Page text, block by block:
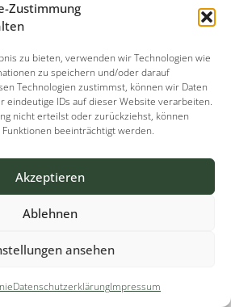
Zustimmung
zu bieten, verwenden wir Technologien wie
zu speichern und/oder darauf
Technologien zustimmst, können wir Daten
eindeutige IDs auf dieser Website verarbeiten.
nicht erteilst oder zurückziehst, können
beeinträchtigt werden.
Akzeptieren
Ablehnen
ansehen
DatenschutzerklärungImpressum